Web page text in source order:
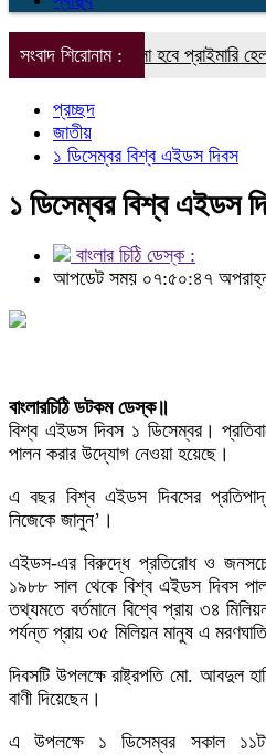
সংবাদ শিরোনাম :
গড়ে তোলা হবে প্রাইমারি হেলথ
প্রচ্ছদ
জাতীয়
১ ডিসেম্বর বিশ্ব এইডস দিবস
১ ডিসেম্বর বিশ্ব এইডস
বাংলার চিঠি ডেস্ক :
আপডেট সময় ০৭:৫০:৪৭
বাংলারচিঠি ডটকম ডেস্ক॥
বিশ্ব এইডস দিবস ১ ডিসেম্বর।
পালন করার উদ্যোগ নেওয়া হয়েছে।
এ বছর বিশ্ব এইডস দিবসের
নিজেকে জানুন’।
এইডস-এর বিরুদ্ধে প্রতিরোধ ও
১৯৮৮ সাল থেকে বিশ্ব এইডস দিবস
তথ্যমতে বর্তমানে বিশ্বে প্রায় ৩৪
পর্যন্ত প্রায় ৩৫ মিলিয়ন মানুষ এ
দিবসটি উপলক্ষে রাষ্ট্রপতি মো. আবদুল
বাণী দিয়েছেন।
এ উপলক্ষে ১ ডিসেম্বর সকাল ১১টায়